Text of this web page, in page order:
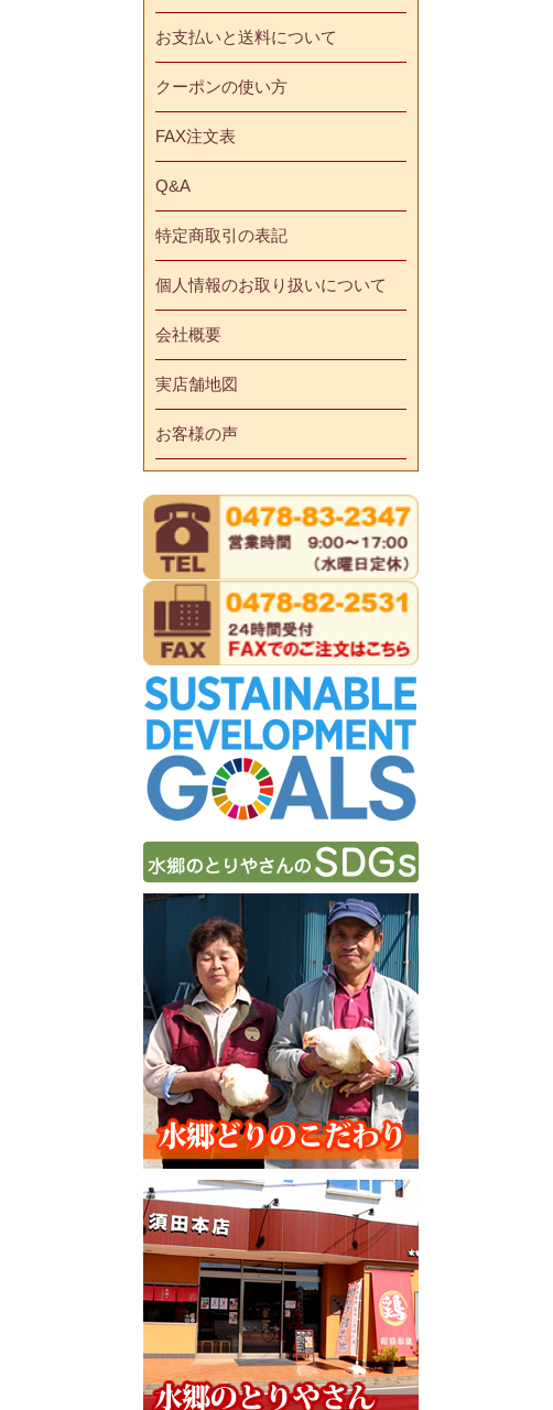
お支払いと送料について
クーポンの使い方
FAX注文表
Q&A
特定商取引の表記
個人情報のお取り扱いについて
会社概要
実店舗地図
お客様の声